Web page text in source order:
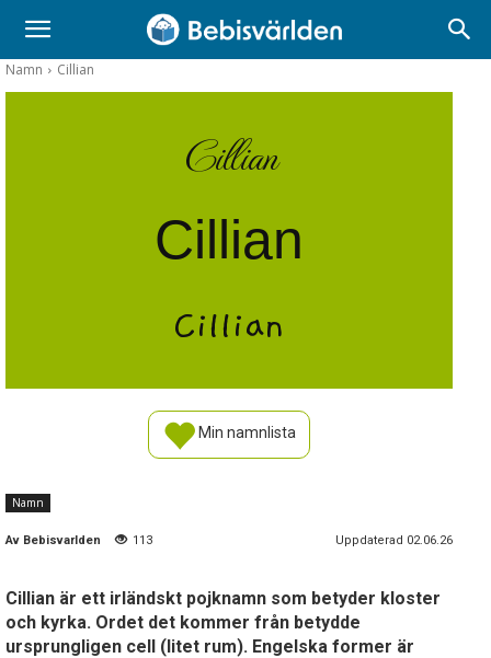
Namn Cillian
Cillian
Cillian
Cillian
Min namnlista
Namn
Av Bebisvarlden 113 Uppdaterad 02.06.26
Cillian är ett irländskt pojknamn som betyder kloster
och kyrka. Ordet det kommer från betydde
ursprungligen cell (litet rum). Engelska former är